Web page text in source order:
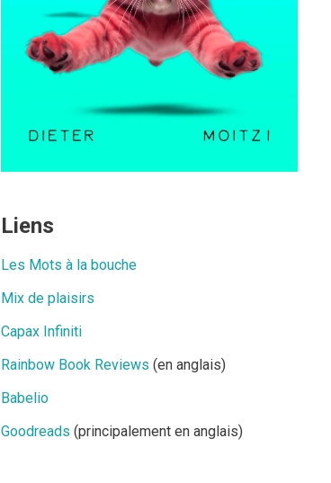
Liens
Les Mots à la bouche
Mix de plaisirs
Capax Infiniti
Rainbow Book Reviews (en anglais)
Babelio
Goodreads (principalement en anglais)